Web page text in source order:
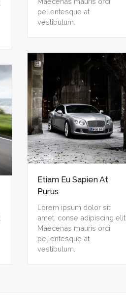
pellentesque at
vestibulum.
Etiam Eu Sapien At
Purus
Lorem ipsum dolor sit
amet, conse adipiscing elit.
Maecenas mauris orci,
pellentesque at
vestibulum.